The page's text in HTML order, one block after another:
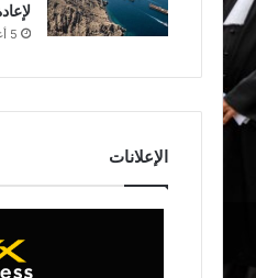
5 أغسطس، 2026
الإعلانات